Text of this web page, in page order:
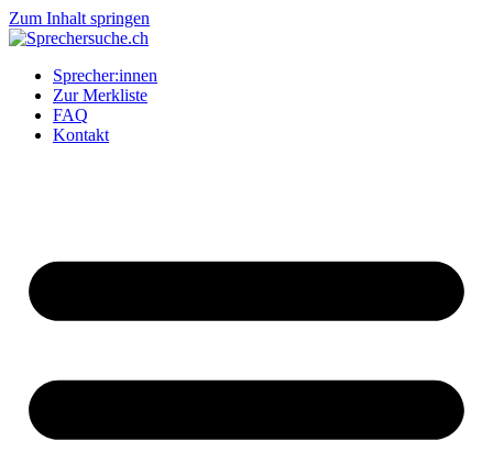
Zum Inhalt springen
Sprecher:innen
Zur Merkliste
FAQ
Kontakt